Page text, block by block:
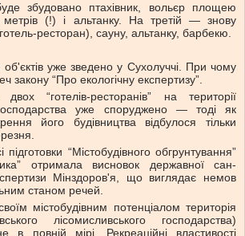
збудовано птахівник, вольєр площею
метрів (!) і альтанку. На третій — знову
ресторан), сауну, альтанку, барбекю.
уже зведено у Сухолуччі. При чому
закону “Про екологічну експертизу”.
“готелів-ресторанів” на території
господарства уже споруджено — тоді як
його будівництва відбулося тільки
“Містобудівного обгрунтування”
отримала висновок державної сан-
Мінздоров'я, що виглядає немов
станом речей.
містобудівним потенціалом територія
лісомисливського господарства)
в повній мірі. Рекреаційні властивості